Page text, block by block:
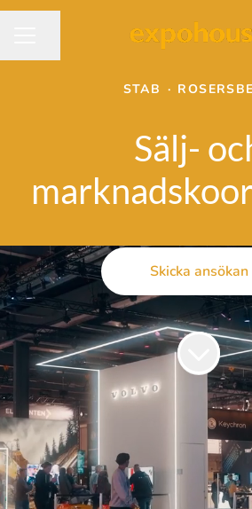
STAB ·
Sälj-
Skicka ansökan
Är du en driven